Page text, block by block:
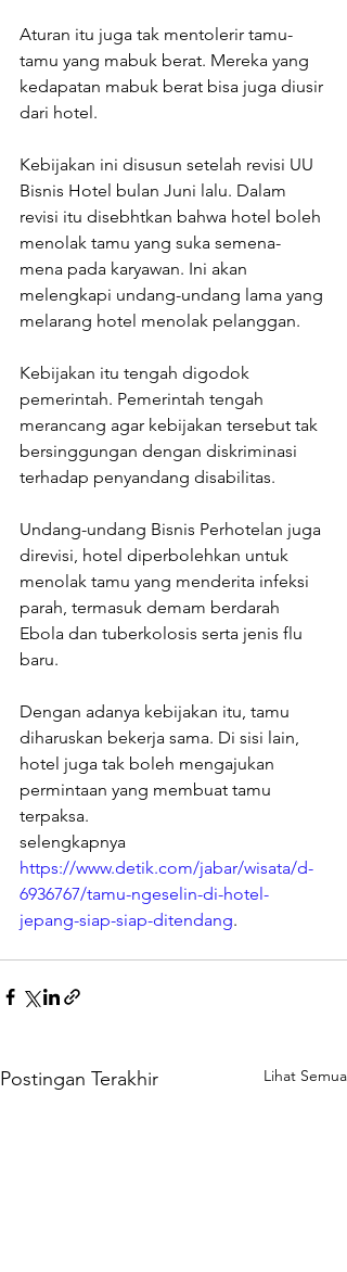
Aturan itu juga tak mentolerir tamu-
tamu yang mabuk berat. Mereka yang
kedapatan mabuk berat bisa juga diusir
dari hotel.
Kebijakan ini disusun setelah revisi UU
Bisnis Hotel bulan Juni lalu. Dalam
revisi itu disebhtkan bahwa hotel boleh
menolak tamu yang suka semena-
mena pada karyawan. Ini akan
melengkapi undang-undang lama yang
melarang hotel menolak pelanggan.
Kebijakan itu tengah digodok
pemerintah. Pemerintah tengah
merancang agar kebijakan tersebut tak
bersinggungan dengan diskriminasi
terhadap penyandang disabilitas.
Undang-undang Bisnis Perhotelan juga
direvisi, hotel diperbolehkan untuk
menolak tamu yang menderita infeksi
parah, termasuk demam berdarah
Ebola dan tuberkolosis serta jenis flu
baru.
Dengan adanya kebijakan itu, tamu
diharuskan bekerja sama. Di sisi lain,
hotel juga tak boleh mengajukan
permintaan yang membuat tamu
terpaksa.
selengkapnya
https://www.detik.com/jabar/wisata/d-
6936767/tamu-ngeselin-di-hotel-
jepang-siap-siap-ditendang.
Postingan Terakhir Lihat Semua